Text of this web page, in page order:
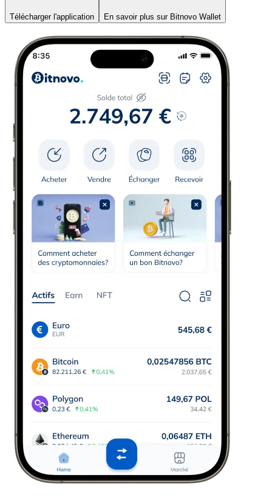
Télécharger l'application En savoir plus sur Bitnovo Wallet